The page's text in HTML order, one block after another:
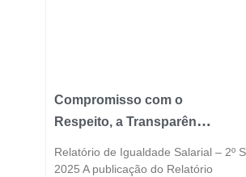
Compromisso com o
Respeito, a Transparência
DNA do Grupo Fast
Relatório de Igualdade Salarial – 2º
2025 A publicação do Relatório